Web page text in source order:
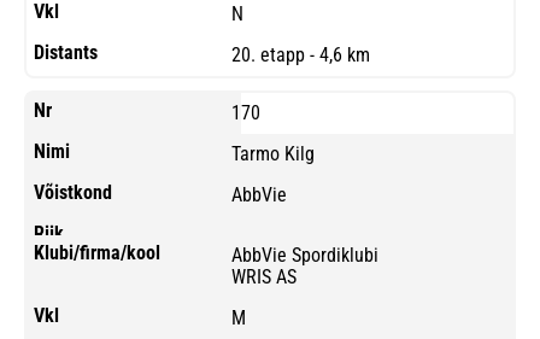
N
20. etapp - 4,6 km
170
Tarmo Kilg
AbbVie
AbbVie Spordiklubi
WRIS AS
M